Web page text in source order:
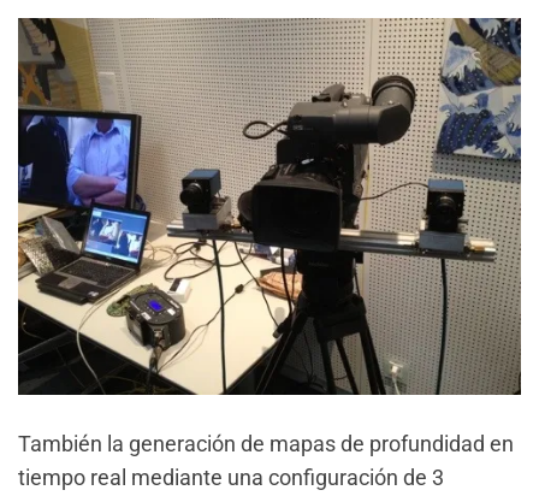
También la generación de mapas de profundidad en
tiempo real mediante una configuración de 3